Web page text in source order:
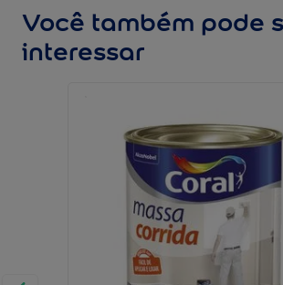
Você também pode
interessar